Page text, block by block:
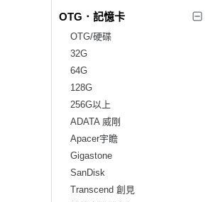
OTG．記憶卡
OTG/硬碟
32G
64G
128G
256G以上
ADATA 威剛
Apacer宇瞻
Gigastone
SanDisk
Transcend 創見